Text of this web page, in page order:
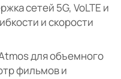
сетей 5G, VoLTE и
и скорости
для объемного
фильмов и